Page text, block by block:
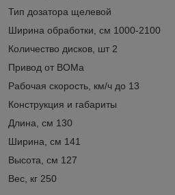
Тип дозатора щелевой
Ширина обработки, см 1000-2100
Количество дисков, шт 2
Привод от ВОМа
Рабочая скорость, км/ч до 13
Конструкция и габариты
Длина, см 130
Ширина, см 141
Высота, см 127
Вес, кг 250